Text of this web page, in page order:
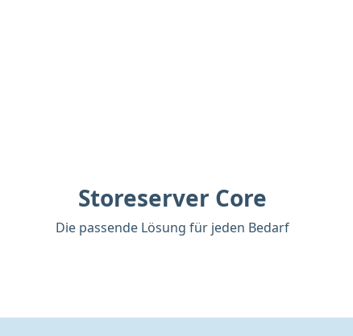
Storeserver Core
Die passende Lösung für jeden Bedarf